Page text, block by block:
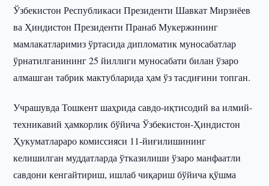
Ўзбекистон Республикаси Президенти Шавкат Мирзиёев
ва Ҳиндистон Президенти Пранаб Мукержининг
мамлакатларимиз ўртасида дипломатик муносабатлар
ўрнатилганининг 25 йиллиги муносабати билан ўзаро
алмашган табрик мактубларида ҳам ўз тасдиғини топган.
Учрашувда Тошкент шаҳрида савдо-иқтисодий ва илмий-
техникавий ҳамкорлик бўйича Ўзбекистон-Ҳиндистон
Ҳукуматлараро комиссияси 11-йиғилишининг
келишилган муддатларда ўтказилиши ўзаро манфаатли
савдони кенгайтириш, ишлаб чиқариш бўйича қўшма